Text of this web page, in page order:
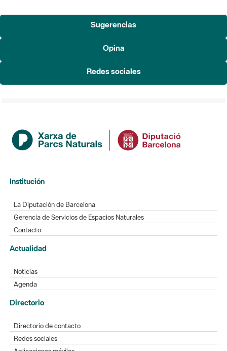
Sugerencias
Opina
Redes sociales
Institución
La Diputación de Barcelona
Gerencia de Servicios de Espacios Naturales
Contacto
Actualidad
Noticias
Agenda
Directorio
Directorio de contacto
Redes sociales